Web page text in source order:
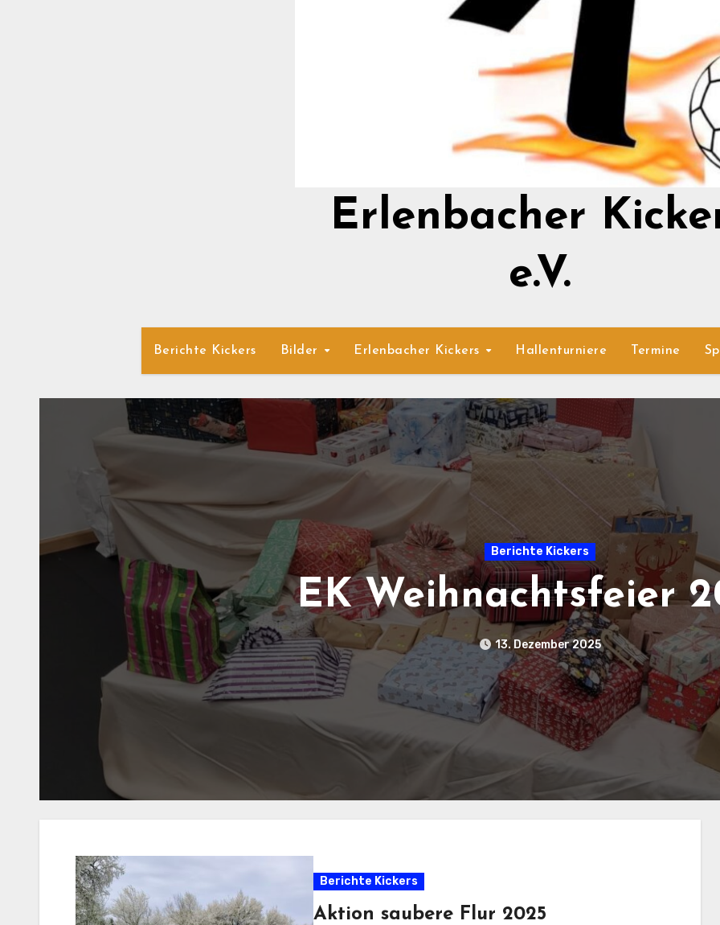
Erlenbacher
e.V.
Berichte Kickers Bilder Erlenbacher Kickers Hallenturniere Termine
Hallenturniere
EK
6. Dezember 2025
Berichte Kickers
Aktion saubere Flur 2025